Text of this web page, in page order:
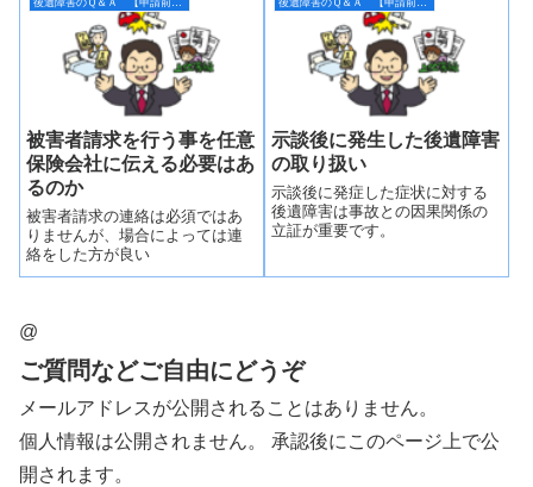
が認定されれば「後遺障害の費
用」加害者に請求をする事が出
来ます。しかし、実務的には賠
償している保険会社...
被害者請求を行う事を任意
保険会社に伝える必要はあ
るのか
被害者請求の連絡は必須ではあ
りませんが、場合によっては連
絡をした方が良い
示談後に発生した後遺障害
の取り扱い
示談後に発症した症状に対する
後遺障害は事故との因果関係の
立証が重要です。
@
ご質問などご自由にどうぞ
メールアドレスが公開されることはありません。
個人情報は公開されません。 承認後にこのページ上で公
開されます。